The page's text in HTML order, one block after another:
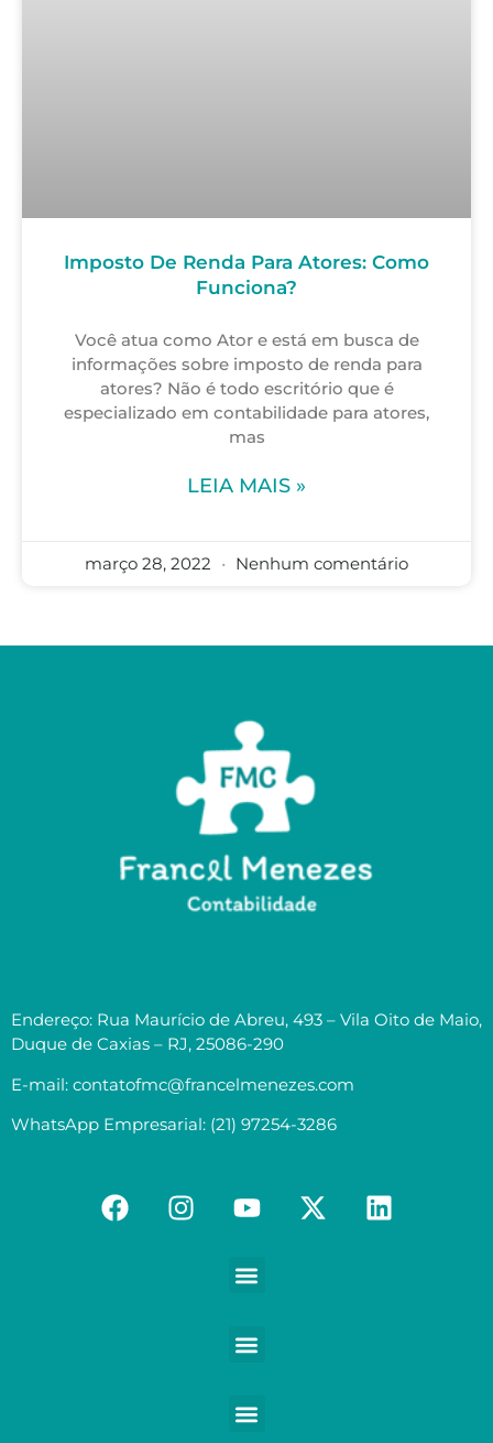
Imposto De Renda Para Atores: Como
Funciona?
Você atua como Ator e está em busca de
informações sobre imposto de renda para
atores? Não é todo escritório que é
especializado em contabilidade para atores,
mas
LEIA MAIS »
março 28, 2022 Nenhum comentário
Endereço: Rua Maurício de Abreu, 493 – Vila Oito de Maio,
Duque de Caxias – RJ, 25086-290
E-mail: contatofmc@francelmenezes.com
WhatsApp Empresarial: (21) 97254-3286